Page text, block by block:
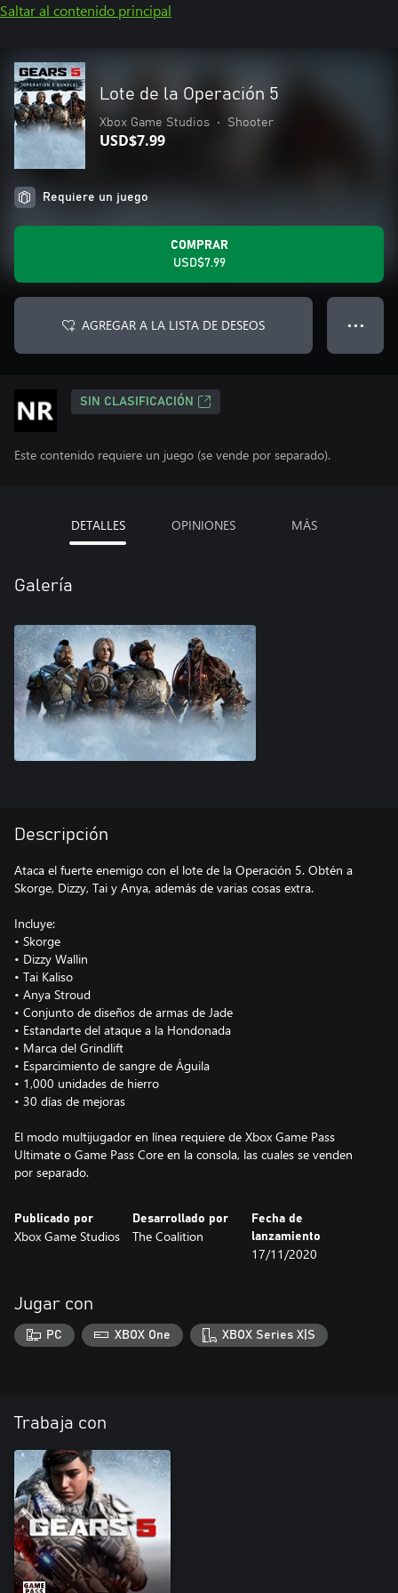
Saltar al contenido principal
Lote de la Operación 5
Xbox Game Studios • Shooter
USD$7.99
Requiere un juego
COMPRAR
USD$7.99
AGREGAR A LA LISTA DE DESEOS ● ● ●
SIN CLASIFICACIÓN
Este contenido requiere un juego (se vende por separado).
DETALLES OPINIONES MÁS
Galería
Descripción
Ataca el fuerte enemigo con el lote de la Operación 5. Obtén a
Skorge, Dizzy, Tai y Anya, además de varias cosas extra.
Incluye:
• Skorge
• Dizzy Wallin
• Tai Kaliso
• Anya Stroud
• Conjunto de diseños de armas de Jade
• Estandarte del ataque a la Hondonada
• Marca del Grindlift
• Esparcimiento de sangre de Águila
• 1,000 unidades de hierro
• 30 días de mejoras
El modo multijugador en línea requiere de Xbox Game Pass
Ultimate o Game Pass Core en la consola, las cuales se venden
por separado.
Publicado por
Xbox Game Studios
Desarrollado por
The Coalition
Fecha de
lanzamiento
17/11/2020
Jugar con
PC XBOX One XBOX Series X|S
Trabaja con